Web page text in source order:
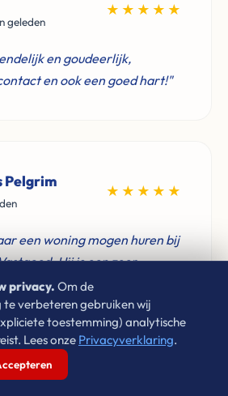
geleden
★★★★★
en goudeerlijk,
en ook een goed hart!"
Pelgrim
★★★★★
een woning mogen huren bij
Hij is een zeer
komt zijn afspraken goed na
snel verholpen worden.
voorbeeld voor verhuurders"
privacy. Om de
verbeteren gebruiken wij
toestemming) analytische
Lees onze Privacyverklaring.